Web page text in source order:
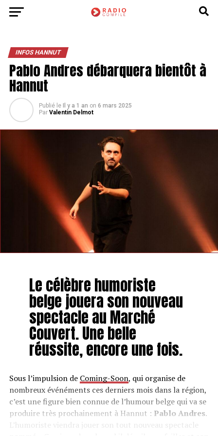
INFOS HANNUT
Pablo Andres débarquera bientôt à
Hannut
Publié le Il y a 1 an on 6 mars 2025
Par Valentin Delmot
Le célèbre humoriste
belge jouera son nouveau
spectacle au Marché
Couvert. Une belle
réussite, encore une fois.
Sous l’impulsion de Coming-Soon, qui organise de
nombreux événéments ces derniers mois dans la région,
c’est une figure bien connue de l’humour belge qui va se
produire très prochainement à Hannut : Pablo Andres.
L’humoriste viendra jouer son tout nouveau spectacle